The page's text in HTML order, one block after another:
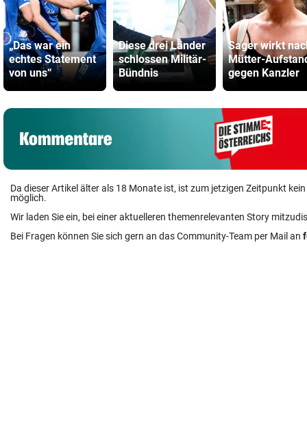
„Das war ein
echtes Statement
von uns“
Diese drei Länder
schlossen Militär-
Bündnis
Sager wirkt
Mütter-
gegen Kanzler
Da dieser Artikel älter als 18 Monate ist, ist zum jetzigen Zeitpunkt
möglich.
Wir laden Sie ein, bei einer aktuelleren themenrelevanten Story
Bei Fragen können Sie sich gern an das Community-Team per Mail an